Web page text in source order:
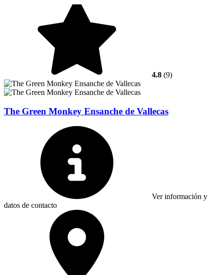
4.8 (9)
The Green Monkey Ensanche de Vallecas
Ver información y
datos de contacto